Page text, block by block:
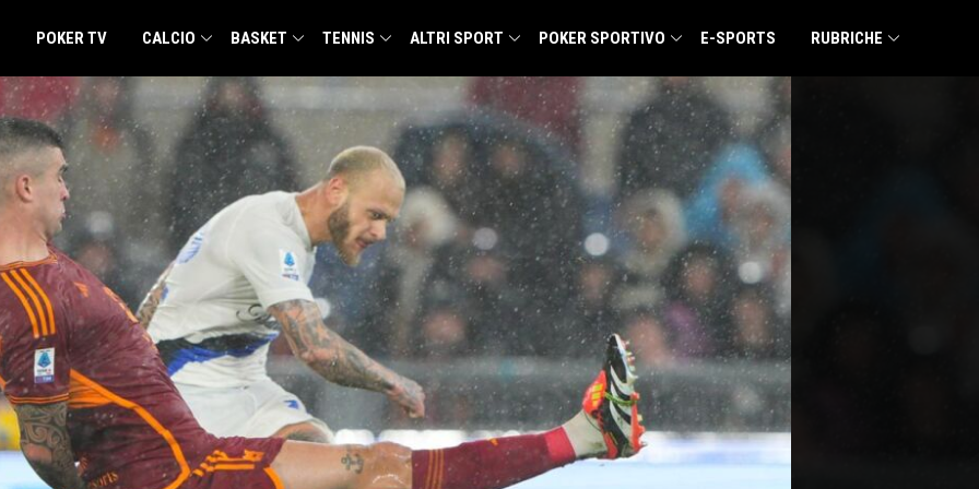
POKER TV CALCIO BASKET TENNIS ALTRI SPORT POKER SPORTIVO E-SPORTS RUBRICHE